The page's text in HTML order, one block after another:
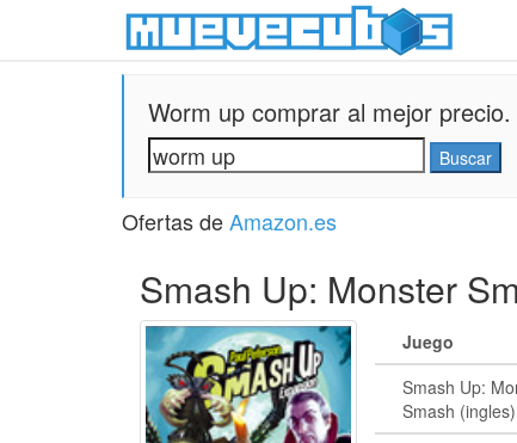
Worm up comprar al mejor precio.
Ofertas deAmazon.es
Smash Up: Monster
Juego
Smash Up:
Smash (ingles)